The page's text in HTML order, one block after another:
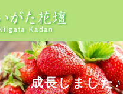
成長しました♪